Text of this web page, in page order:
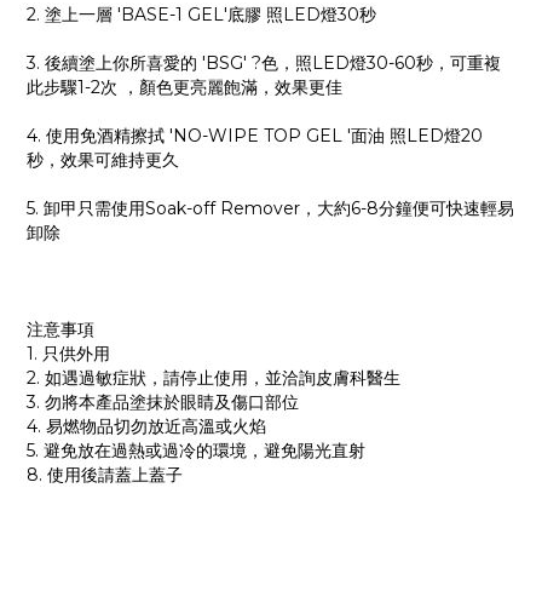
2. 塗上一層 'BASE-1 GEL'底膠 照LED燈30秒
3. 後續塗上你所喜愛的 'BSG' ?色，照LED燈30-60秒，可重複
此步驟1-2次 ，顏色更亮麗飽滿，效果更佳
4. 使用免酒精擦拭 'NO-WIPE TOP GEL '面油 照LED燈20
秒，效果可維持更久
5. 卸甲只需使用Soak-off Remover，大約6-8分鐘便可快速輕易
卸除
注意事項
1. 只供外用
2. 如遇過敏症狀，請停止使用，並洽詢皮膚科醫生
3. 勿將本產品塗抹於眼睛及傷口部位
4. 易燃物品切勿放近高溫或火焰
5. 避免放在過熱或過冷的環境，避免陽光直射
8. 使用後請蓋上蓋子